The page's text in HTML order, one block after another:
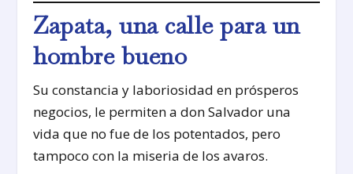
Zapata, una calle para un
hombre bueno
Su constancia y laboriosidad en prósperos
negocios, le permiten a don Salvador una
vida que no fue de los potentados, pero
tampoco con la miseria de los avaros.